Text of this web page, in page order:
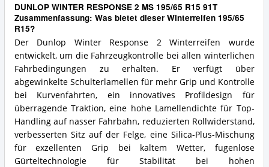
DUNLOP WINTER RESPONSE 2 MS 195/65 R15 91T
Zusammenfassung: Was bietet dieser Winterreifen 195/65
R15?
Der Dunlop Winter Response 2 Winterreifen wurde
entwickelt, um die Fahrzeugkontrolle bei allen winterlichen
Fahrbedingungen zu erhalten. Er verfügt über
abgewinkelte Schulterlamellen für mehr Grip und Kontrolle
bei Kurvenfahrten, ein innovatives Profildesign für
überragende Traktion, eine hohe Lamellendichte für Top-
Handling auf nasser Fahrbahn, reduzierten Rollwiderstand,
verbesserten Sitz auf der Felge, eine Silica-Plus-Mischung
für exzellenten Grip bei kaltem Wetter, fugenlose
Gürteltechnologie für Stabilität bei hohen